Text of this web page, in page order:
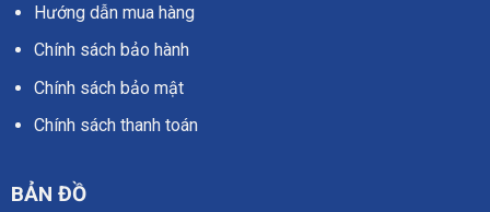
Hướng dẫn mua hàng
Chính sách bảo hành
Chính sách bảo mật
Chính sách thanh toán
BẢN ĐỒ